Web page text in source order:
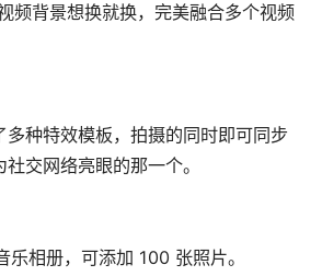
频背景想换就换，完美融合多个视频
多种特效模板，拍摄的同时即可同步
交网络亮眼的那一个。
相册，可添加 100 张照片。